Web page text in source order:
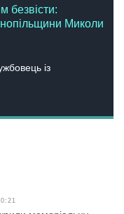
безвісти:
Миколи
із